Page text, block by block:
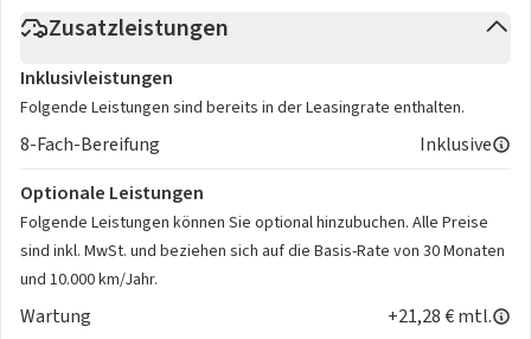
Zusatzleistungen
Inklusivleistungen
Folgende Leistungen sind bereits in der Leasingrate enthalten.
8-Fach-Bereifung
Inklusive
Optionale Leistungen
Folgende Leistungen können Sie optional hinzubuchen. Alle Preise
sind inkl. MwSt. und beziehen sich auf die Basis-Rate von 30 Monaten
und 10.000 km/Jahr.
Wartung +21,28 € mtl.